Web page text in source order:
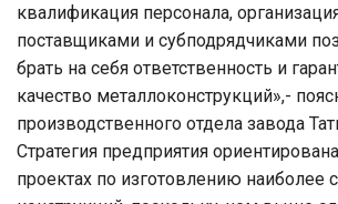
квалификация персонала,
поставщиками и субподрядчиками
брать на себя ответственность и
качество металлоконструкций»,-
производственного отдела завода
Стратегия предприятия
проектах по изготовлению наиболее